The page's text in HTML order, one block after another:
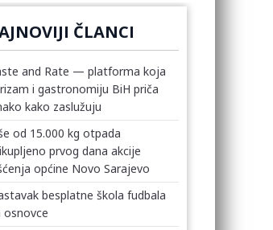
ČLANCI
and Rate — platforma koja
i gastronomiju BiH priča
kako zaslužuju
od 15.000 kg otpada
prvog dana akcije
općine Novo Sarajevo
besplatne škola fudbala
osnovce